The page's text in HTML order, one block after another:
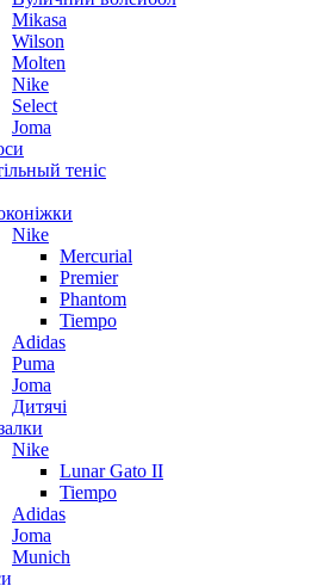
Mikasa
Wilson
Molten
Nike
Select
Joma
теніс
Nike
Mercurial
Premier
Phantom
Tiempo
Adidas
Puma
Joma
Дитячі
Nike
Lunar Gato II
Tiempo
Adidas
Joma
Munich